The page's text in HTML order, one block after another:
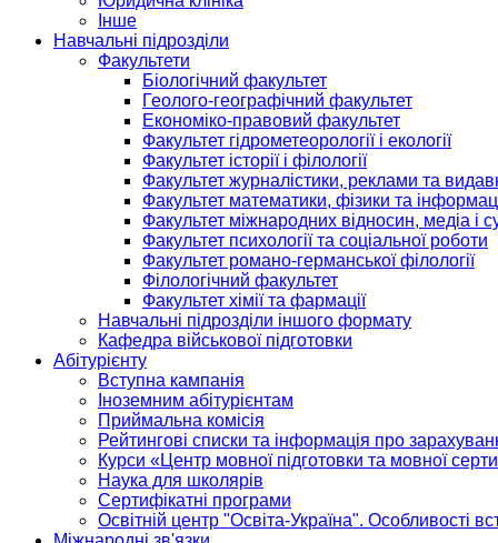
Інше
Навчальні підрозділи
Факультети
Біологічний факультет
Геолого-географічний факультет
Економіко-правовий факультет
Факультет гідрометеорології і екології
Факультет історії і філології
Факультет журналістики, реклами та
Факультет математики, фізики та
Факультет міжнародних відносин, медіа і
Факультет психології та соціальної роботи
Факультет романо-германської філології
Філологічний факультет
Факультет хімії та фармації
Навчальні підрозділи іншого формату
Кафедра військової підготовки
Абітурієнту
Вступна кампанія
Іноземним абітурієнтам
Приймальна комісія
Рейтингові списки та інформація про
Курси «Центр мовної підготовки та мовної
Наука для школярів
Сертифікатні програми
Освітній центр "Освіта-Україна". Особливості